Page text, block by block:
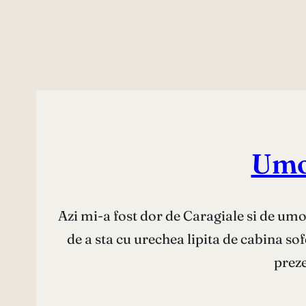
Azi mi-a fost dor de Caragiale si de
de a sta cu urechea lipita de cabina